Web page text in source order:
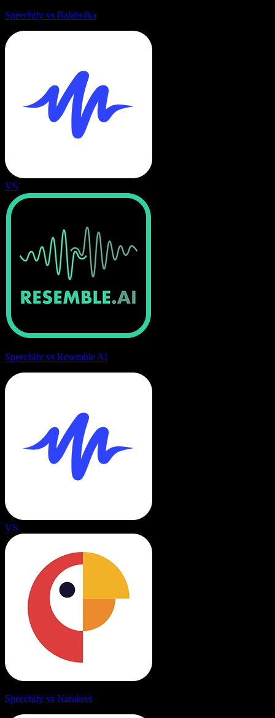
Speechify vs Balabolka
VS
Speechify vs Resemble AI
VS
Speechify vs Narakeet